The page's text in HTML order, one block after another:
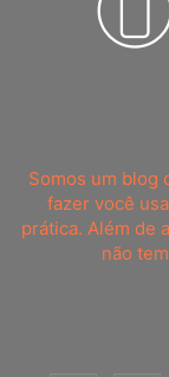
Somos um blog
fazer você
prática. Além de
não